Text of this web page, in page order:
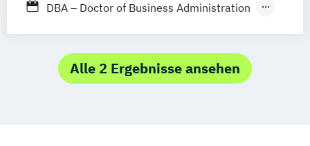
Softwareentwicklung
Nawi-Tec für Schüler*innen
Neuere deutsche Literatur im
DBA – Doctor of Business Administration
MA Psychoanalyse – Master of Arts in
Psychoanalyse
Alle 2 Ergebnisse ansehen